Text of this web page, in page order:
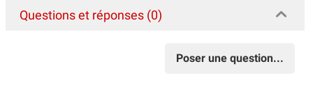
Questions et réponses (0)
Poser une question...